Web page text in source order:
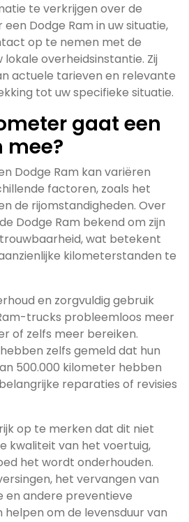
te verkrijgen over de
Dodge Ram in uw situatie,
op te nemen met de
overheidsinstantie. Zij
actuele tarieven en relevante
tot uw specifieke situatie.
gaat een
mee?
Dodge Ram kan variëren
factoren, zoals het
de rijomstandigheden. Over
Dodge Ram bekend om zijn
wat betekent
kilometerstanden te
en zorgvuldig gebruik
trucks probleemloos meer
of zelfs meer bereiken.
zelfs gemeld dat hun
500.000 kilometer hebben
reparaties of revisies
op te merken dat dit niet
kwaliteit van het voertuig,
het wordt onderhouden.
het vervangen van
en andere preventieve
om de levensduur van